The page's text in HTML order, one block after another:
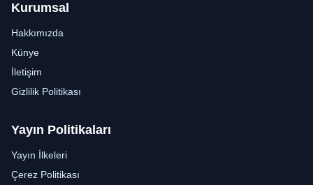
Kurumsal
Hakkımızda
Künye
İletişim
Gizlilik Politikası
Yayın Politikaları
Yayın İlkeleri
Çerez Politikası